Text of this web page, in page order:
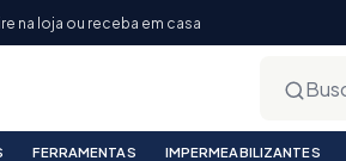
na loja ou receba em casa
FERRAMENTAS IMPERMEABILIZANTES